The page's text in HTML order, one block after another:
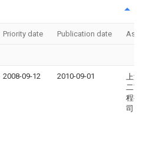
Priority date Publication date
2008-09-12 2010-09-01
上海
二市
程有
司